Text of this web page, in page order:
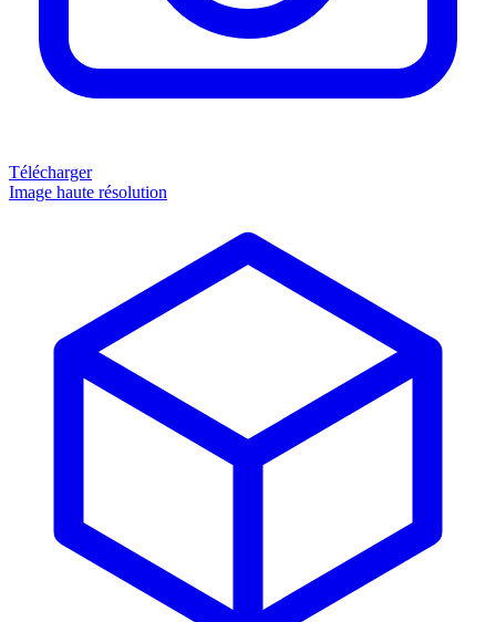
Télécharger
Image haute résolution